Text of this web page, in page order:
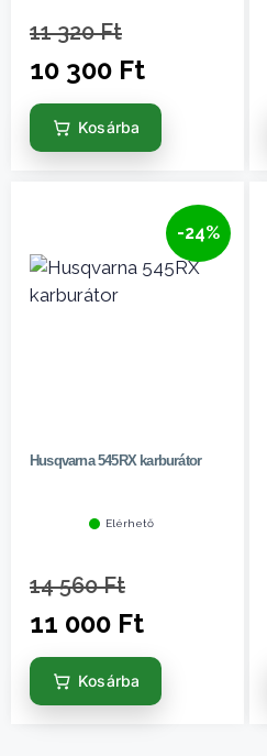
11 320Ft
10 300 Ft
Kosárba
-24%
Husqvarna 545RX karburátor
Elérhető
14 560Ft
11 000 Ft
Kosárba